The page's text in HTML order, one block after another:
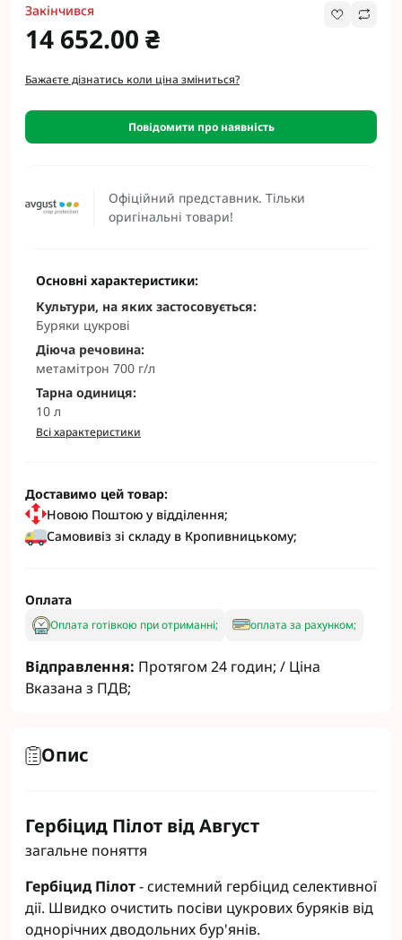
Офіційний представник. Тільки
оригінальні товари!
Закінчився
14 652.00 ₴
Бажаєте дізнатись коли ціна зміниться?
Повідомити про наявність
Основні характеристики:
Культури, на яких застосовується:
Буряки цукрові
Діюча речовина:
метамітрон 700 г/л
Тарна одиниця:
10 л
Всі характеристики
Доставимо цей товар:
Новою Поштою у відділення;
Самовивіз зі складу в Кропивницькому;
Оплата
Оплата готівкою при отриманні; оплата за рахунком;
Відправлення: Протягом 24 годин; / Ціна
Вказана з ПДВ;
Опис
Гербіцид Пілот від Август
загальне поняття
Гербіцид Пілот- системний гербіцид селективної
дії. Швидко очистить посіви цукрових буряків від
однорічних дводольних бур'янів.